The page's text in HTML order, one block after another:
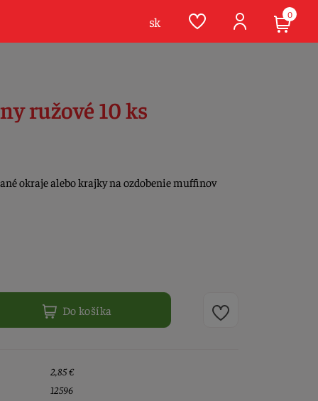
ružové 10 ks
okraje alebo krajky na ozdobenie muffinov
Do košíka
2,85 €
12596
sk 0